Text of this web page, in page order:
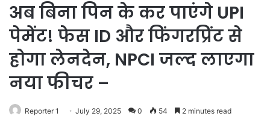
अब बिना पिन के कर पाएंगे UPI
पेमेंट! फेस ID और फिंगरप्रिंट से
होगा लेनदेन, NPCI जल्द लाएगा
नया फीचर –
Reporter 1 July 29, 2025 0 54 2 minutes read